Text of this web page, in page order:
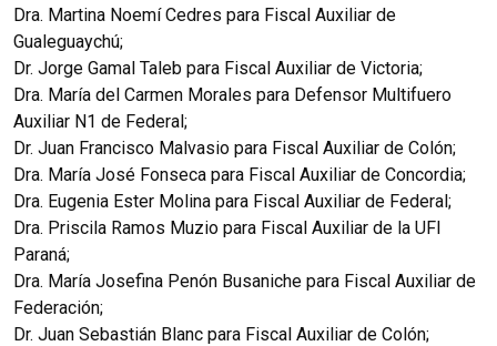
Dra. Martina Noemí Cedres para Fiscal Auxiliar de
Gualeguaychú;
Dr. Jorge Gamal Taleb para Fiscal Auxiliar de Victoria;
Dra. María del Carmen Morales para Defensor Multifuero
Auxiliar N1 de Federal;
Dr. Juan Francisco Malvasio para Fiscal Auxiliar de Colón;
Dra. María José Fonseca para Fiscal Auxiliar de Concordia;
Dra. Eugenia Ester Molina para Fiscal Auxiliar de Federal;
Dra. Priscila Ramos Muzio para Fiscal Auxiliar de la UFI
Paraná;
Dra. María Josefina Penón Busaniche para Fiscal Auxiliar de
Federación;
Dr. Juan Sebastián Blanc para Fiscal Auxiliar de Colón;